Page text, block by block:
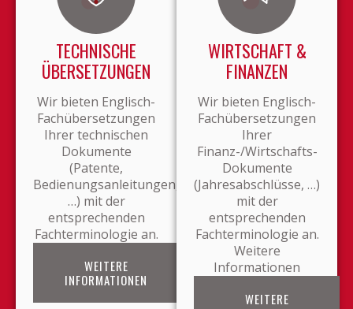
TECHNISCHE
ÜBERSETZUNGEN
Wir bieten Englisch-
Fachübersetzungen
Ihrer technischen
Dokumente
(Patente,
Bedienungsanleitungen,
…) mit der
entsprechenden
Fachterminologie an.
WEITERE
INFORMATIONEN
WIRTSCHAFT &
FINANZEN
Wir bieten Englisch-
Fachübersetzungen
Ihrer
Finanz-/Wirtschafts-
Dokumente
(Jahresabschlüsse, …)
mit der
entsprechenden
Fachterminologie an.
Weitere
Informationen
WEITERE